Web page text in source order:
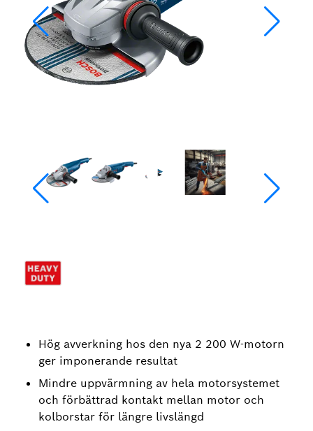
Hög avverkning hos den nya 2 200 W-motorn
ger imponerande resultat
Mindre uppvärmning av hela motorsystemet
och förbättrad kontakt mellan motor och
kolborstar för längre livslängd